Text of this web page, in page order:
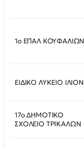
1ο ΕΠΑΛ ΚΟΥΦΑΛΙΩΝ
ΕΙΔΙΚΟ ΛΥΚΕΙΟ ΙΛΙΟΝ
17ο ΔΗΜΟΤΙΚΟ
ΣΧΟΛΕΙΟ ΤΡΙΚΑΛΩΝ